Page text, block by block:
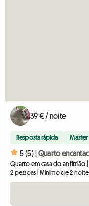
39 € / noite
Resposta rápida Master
5 (5) | Quarto
Quarto em casa do anfitrião |
2 pessoas | Mínimo de 2